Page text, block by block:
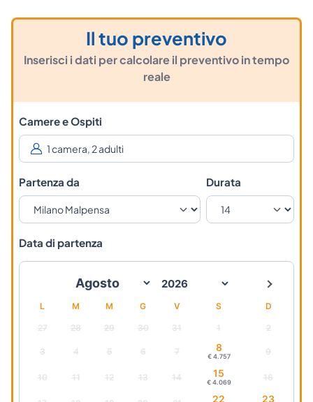
Il tuo preventivo
Inserisci i dati per calcolare il preventivo in tempo
reale
Camere e Ospiti
Partenza da Durata
Data di partenza
L M M G V S D
27 28 29 30 31 1 2
3 4 5 6 7 8
€ 4.757 9
10 11 12 13 14 15
€ 4.069 16
22 23